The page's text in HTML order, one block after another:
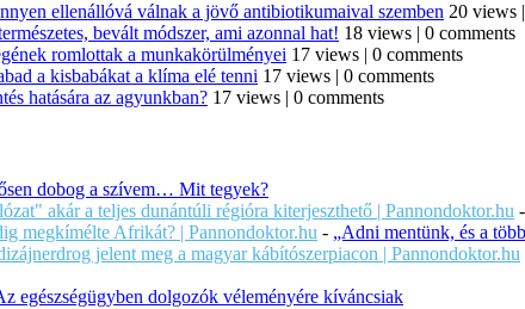
ellenállóvá válnak a jövő antibiotikumaival szemben 20 views |
bevált módszer, ami azonnal hat! 18 views | 0 comments
romlottak a munkakörülményei 17 views | 0 comments
a kisbabákat a klíma elé tenni 17 views | 0 comments
hatására az agyunkban? 17 views | 0 comments
dobog a szívem… Mit tegyek?
akár a teljes dunántúli régióra kiterjeszthető | Pannondoktor.hu -
megkímélte Afrikát? | Pannondoktor.hu - „Adni mentünk, és a
jelent meg a magyar kábítószerpiacon | Pannondoktor.hu
egészségügyben dolgozók véleményére kíváncsiak